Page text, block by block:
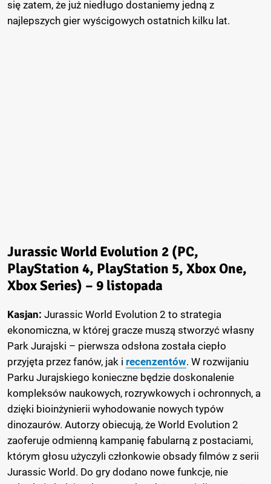
się zatem, że już niedługo dostaniemy jedną z
najlepszych gier wyścigowych ostatnich kilku lat.
Jurassic World Evolution 2 (PC,
PlayStation 4, PlayStation 5, Xbox One,
Xbox Series) – 9 listopada
Kasjan: Jurassic World Evolution 2 to strategia
ekonomiczna, w której gracze muszą stworzyć własny
Park Jurajski – pierwsza odsłona została ciepło
przyjęta przez fanów, jak i recenzentów. W rozwijaniu
Parku Jurajskiego konieczne będzie doskonalenie
kompleksów naukowych, rozrywkowych i ochronnych, a
dzięki bioinżynierii wyhodowanie nowych typów
dinozaurów. Autorzy obiecują, że World Evolution 2
zaoferuje odmienną kampanię fabularną z postaciami,
którym głosu użyczyli członkowie obsady filmów z serii
Jurassic World. Do gry dodano nowe funkcje, nie